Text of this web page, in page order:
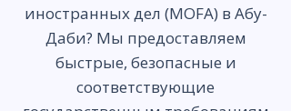
иностранных дел (MOFA) в Абу-
Даби? Мы предоставляем
быстрые, безопасные и
соответствующие